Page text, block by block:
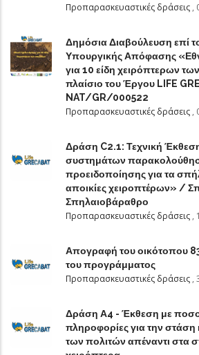
Προπαρασκευαστικές δράσεις,
Δημόσια Διαβούλευση επί
Υπουργικής Απόφασης
για 10 είδη χειρόπτερων
πλαίσιο του Έργου LIFE
NAT/GR/000522
Προπαρασκευαστικές δράσεις,
Δράση C2.1: Τεχνική
συστημάτων
προειδοποίησης για τα
αποικίες χειροπτέρων» /
Σπηλαιοβάραθρο
Προπαρασκευαστικές δράσεις,
Απογραφή του οικότοπου
του προγράμματος
Προπαρασκευαστικές δράσεις,
Δράση Α4 - Έκθεση με
πληροφορίες για την
των πολιτών απέναντι στα